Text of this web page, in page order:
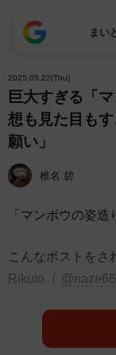
まい
2025.05.22(Thu)
巨大すぎる「
想も見た目も
願い」
椎名 碧
「マンボウの姿
こんなポストをさ
Rikuto（
投稿された写真
ボウの“姿造り”